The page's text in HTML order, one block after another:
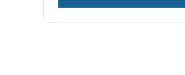
Bu ürünün fiyat bilgisi, resim, ürün